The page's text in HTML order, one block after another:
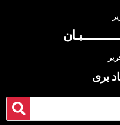
برى